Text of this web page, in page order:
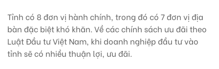
Tỉnh có 8 đơn vị hành chính, trong đó có 7 đơn vị địa
bàn đặc biệt khó khăn. Về các chính sách ưu đãi theo
Luật Đầu tư Việt Nam, khi doanh nghiệp đầu tư vào
tỉnh sẽ có nhiều thuận lợi, ưu đãi.